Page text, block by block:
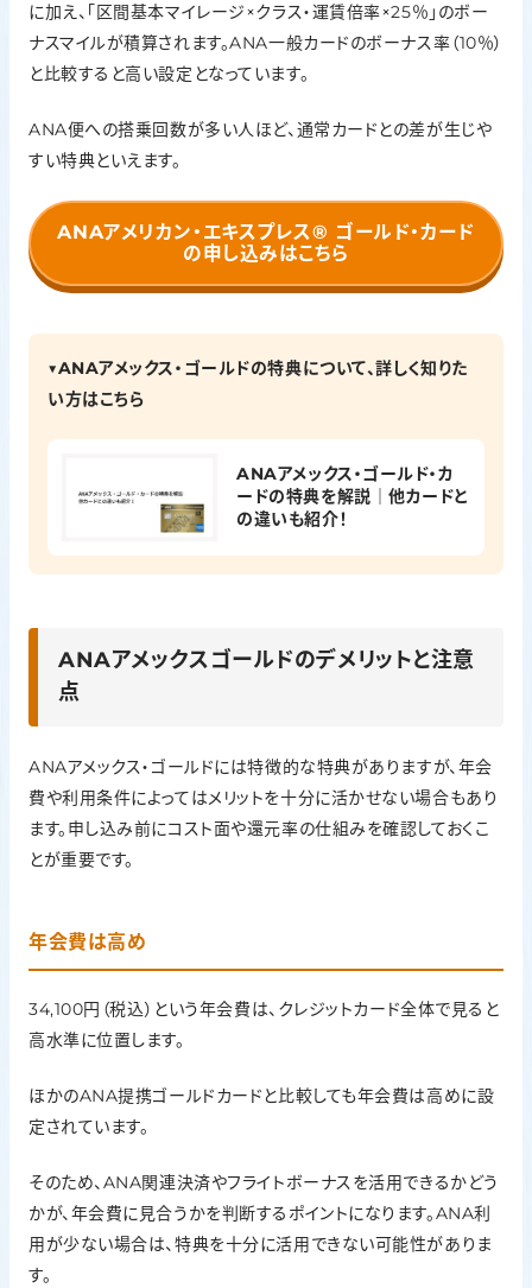
に加え、「区間基本マイレージ×クラス・運賃倍率×25％」のボー
ナスマイルが積算されます。ANA一般カードのボーナス率（10％）
と比較すると高い設定となっています。
ANA便への搭乗回数が多い人ほど、通常カードとの差が生じや
すい特典といえます。
ANAアメリカン・エキスプレス® ゴールド・カード
の申し込みはこちら
▼ANAアメックス・ゴールドの特典について、詳しく知りた
い方はこちら
ANAアメックス・ゴールド・カ
ードの特典を解説｜他カードと
の違いも紹介！
ANAアメックスゴールドのデメリットと注意
点
ANAアメックス・ゴールドには特徴的な特典がありますが、年会
費や利用条件によってはメリットを十分に活かせない場合もあり
ます。申し込み前にコスト面や還元率の仕組みを確認しておくこ
とが重要です。
年会費は高め
34,100円（税込）という年会費は、クレジットカード全体で見ると
高水準に位置します。
ほかのANA提携ゴールドカードと比較しても年会費は高めに設
定されています。
そのため、ANA関連決済やフライトボーナスを活用できるかどう
かが、年会費に見合うかを判断するポイントになります。ANA利
用が少ない場合は、特典を十分に活用できない可能性がありま
す。